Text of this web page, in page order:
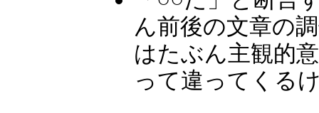
ん前後の文章の
はたぶん主観的
って違ってくる